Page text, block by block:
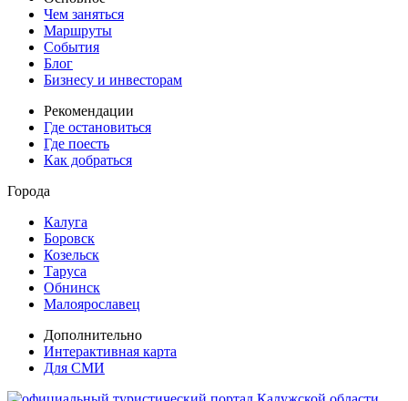
Чем заняться
Маршруты
События
Блог
Бизнесу и инвесторам
Рекомендации
Где остановиться
Где поесть
Как добраться
Города
Калуга
Боровск
Козельск
Таруса
Обнинск
Малоярославец
Дополнительно
Интерактивная карта
Для СМИ